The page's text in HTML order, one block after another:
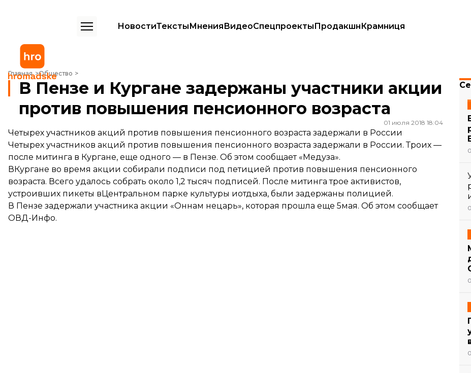
НовостиТекстыМненияВидеоСпецпроектыПродакшнКрамниця
Главная Общество
В Пензе и Кургане задержаны участники акции против повышения пенсионного возраста
В Пензе и Кургане задержаны участники акции
против повышения пенсионного возраста
01 июля 2018 18:04
Четырех участников акций против повышения пенсионного возраста задержали в России
Четырех участников акций против повышения пенсионного возраста задержали в России. Троих —
после митинга в Кургане, еще одного — в Пензе. Об этом сообщает«Медуза».
ВКургане во время акции собирали подписи под петицией против повышения пенсионного
возраста. Всего удалось собрать около 1,2 тысяч подписей. После митинга трое активистов,
устроивших пикеты вЦентральном парке культуры иотдыха, были задержаны полицией.
В Пензе задержали участника акции «Оннам нецарь», которая прошла еще 5мая. Об этом сообщает
ОВД-Инфо.